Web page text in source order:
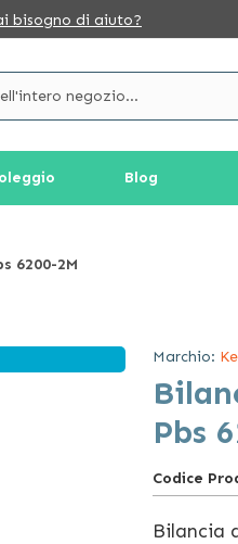
bisogno di aiuto?
Blog
6200-2M
Marchio:
Pbs
Codice
Bilancia